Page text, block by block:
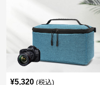
¥5,320 (税込)